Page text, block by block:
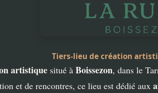
Tiers-lieu de création
artistique situé à Boissezon, dans le
et de rencontres, ce lieu est dédié aux